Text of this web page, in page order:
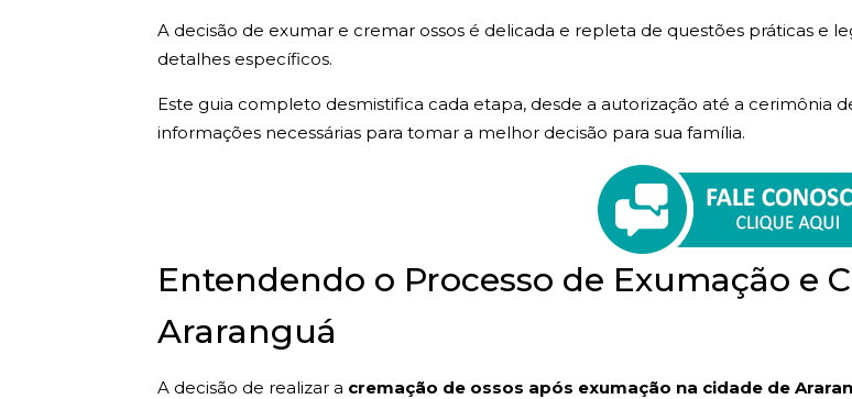
A decisão de exumar e cremar ossos é delicada e repleta de questões práticas e
detalhes específicos.
Este guia completo desmistifica cada etapa, desde a autorização até a cerimônia
informações necessárias para tomar a melhor decisão para sua família.
Entendendo o Processo de Exumação e
Araranguá
A decisão de realizar a cremação de ossos após exumação na cidade de